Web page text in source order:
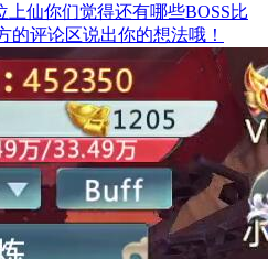
上仙你们觉得还有哪些BOSS比
的评论区说出你的想法哦！